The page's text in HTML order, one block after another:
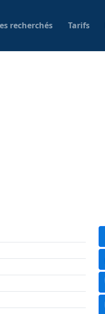
recherchés Tarifs